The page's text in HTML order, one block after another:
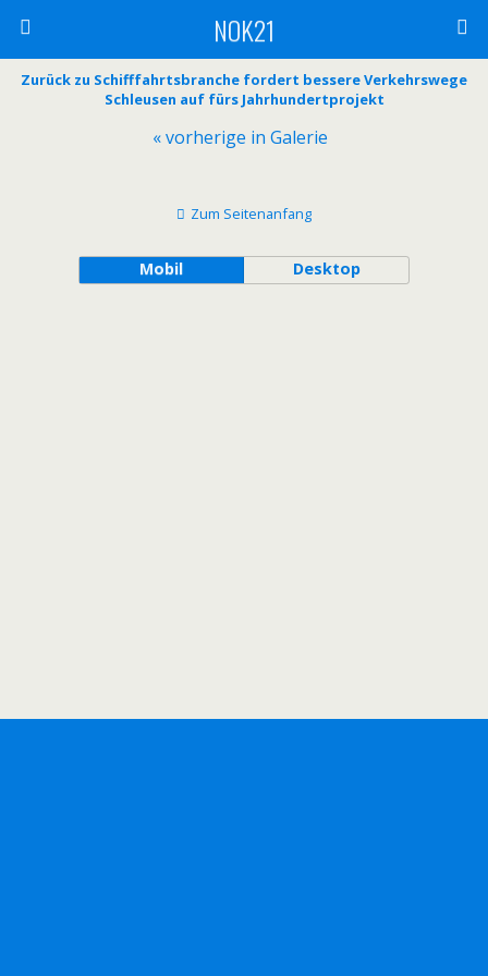
NOK21
Zurück zu Schifffahrtsbranche fordert bessere Verkehrswege
Schleusen auf fürs Jahrhundertprojekt
« vorherige in Galerie
Zum Seitenanfang
Mobil Desktop